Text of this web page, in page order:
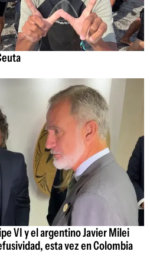
VI y el argentino Javier Milei
esta vez en Colombia